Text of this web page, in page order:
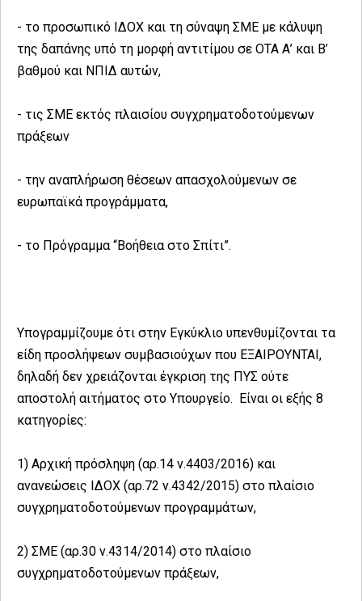
- το προσωπικό ΙΔΟΧ και τη σύναψη ΣΜΕ με κάλυψη
της δαπάνης υπό τη μορφή αντιτίμου σε ΟΤΑ Α’ και Β’
βαθμού και ΝΠΙΔ αυτών,
- τις ΣΜΕ εκτός πλαισίου συγχρηματοδοτούμενων
πράξεων
- την αναπλήρωση θέσεων απασχολούμενων σε
ευρωπαϊκά προγράμματα,
- το Πρόγραμμα “Βοήθεια στο Σπίτι”.
Υπογραμμίζουμε ότι στην Εγκύκλιο υπενθυμίζονται τα
είδη προσλήψεων συμβασιούχων που ΕΞΑΙΡΟΥΝΤΑΙ,
δηλαδή δεν χρειάζονται έγκριση της ΠΥΣ ούτε
αποστολή αιτήματος στο Υπουργείο. Είναι οι εξής 8
κατηγορίες:
1) Αρχική πρόσληψη (αρ.14 ν.4403/2016) και
ανανεώσεις ΙΔΟΧ (αρ.72 ν.4342/2015) στο πλαίσιο
συγχρηματοδοτούμενων προγραμμάτων,
2) ΣΜΕ (αρ.30 ν.4314/2014) στο πλαίσιο
συγχρηματοδοτούμενων πράξεων,